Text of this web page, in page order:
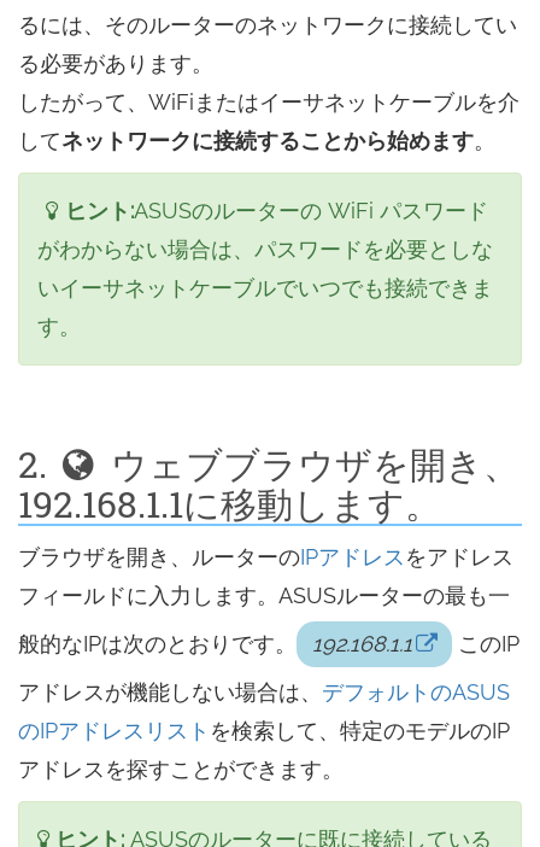
るには、そのルーターのネットワークに接続してい
る必要があります。
したがって、WiFiまたはイーサネットケーブルを介
してネットワークに接続することから始めます。
ヒント:ASUSのルーターの WiFi パスワード
がわからない場合は、パスワードを必要としな
いイーサネットケーブルでいつでも接続できま
す。
2.
ウェブブラウザを開き、
192.168.1.1に移動します。
ブラウザを開き、ルーターのIPアドレス をアドレス
フィールドに入力します。ASUSルーターの最も一
般的なIPは次のとおりです。
192.168.1.1
このIP
アドレスが機能しない場合は、 デフォルトのASUS
のIPアドレスリスト を検索して、特定のモデルのIP
アドレスを探すことができます。
ヒント: ASUSのルーターに既に接続している